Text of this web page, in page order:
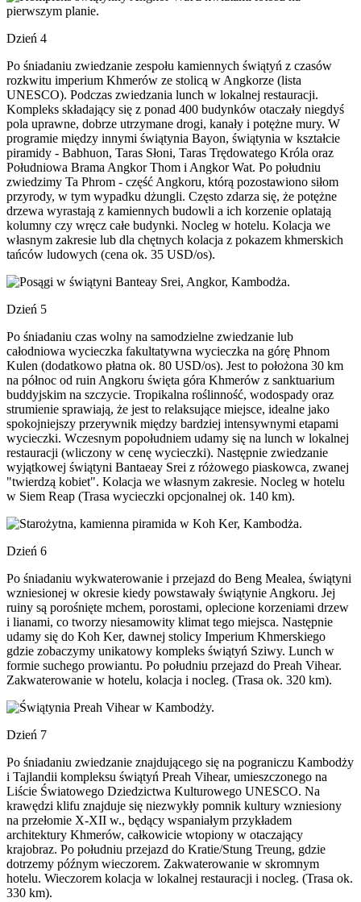
Dzień 4
Po śniadaniu zwiedzanie zespołu kamiennych świątyń z czasów
rozkwitu imperium Khmerów ze stolicą w Angkorze (lista
UNESCO). Podczas zwiedzania lunch w lokalnej restauracji.
Kompleks składający się z ponad 400 budynków otaczały niegdyś
pola uprawne, dobrze utrzymane drogi, kanały i potężne mury. W
programie między innymi świątynia Bayon, świątynia w kształcie
piramidy - Babhuon, Taras Słoni, Taras Trędowatego Króla oraz
Południowa Brama Angkor Thom i Angkor Wat. Po południu
zwiedzimy Ta Phrom - część Angkoru, którą pozostawiono siłom
przyrody, w tym wypadku dżungli. Często zdarza się, że potężne
drzewa wyrastają z kamiennych budowli a ich korzenie oplatają
kolumny czy wręcz całe budynki. Nocleg w hotelu. Kolacja we
własnym zakresie lub dla chętnych kolacja z pokazem khmerskich
tańców ludowych (cena ok. 35 USD/os).
Dzień 5
Po śniadaniu czas wolny na samodzielne zwiedzanie lub
całodniowa wycieczka fakultatywna wycieczka na górę Phnom
Kulen (dodatkowo płatna ok. 80 USD/os). Jest to położona 30 km
na północ od ruin Angkoru święta góra Khmerów z sanktuarium
buddyjskim na szczycie. Tropikalna roślinność, wodospady oraz
strumienie sprawiają, że jest to relaksujące miejsce, idealne jako
spokojniejszy przerywnik między bardziej intensywnymi etapami
wycieczki. Wczesnym popołudniem udamy się na lunch w lokalnej
restauracji (wliczony w cenę wycieczki). Następnie zwiedzanie
wyjątkowej świątyni Bantaeay Srei z różowego piaskowca, zwanej
"twierdzą kobiet". Kolacja we własnym zakresie. Nocleg w hotelu
w Siem Reap (Trasa wycieczki opcjonalnej ok. 140 km).
Dzień 6
Po śniadaniu wykwaterowanie i przejazd do Beng Mealea, świątyni
wzniesionej w okresie kiedy powstawały świątynie Angkoru. Jej
ruiny są porośnięte mchem, porostami, oplecione korzeniami drzew
i lianami, co tworzy niesamowity klimat tego miejsca. Następnie
udamy się do Koh Ker, dawnej stolicy Imperium Khmerskiego
gdzie zobaczymy unikatowy kompleks świątyń Sziwy. Lunch w
formie suchego prowiantu. Po południu przejazd do Preah Vihear.
Zakwaterowanie w hotelu, kolacja i nocleg. (Trasa ok. 320 km).
Dzień 7
Po śniadaniu zwiedzanie znajdującego się na pograniczu Kambodży
i Tajlandii kompleksu świątyń Preah Vihear, umieszczonego na
Liście Światowego Dziedzictwa Kulturowego UNESCO. Na
krawędzi klifu znajduje się niezwykły pomnik kultury wzniesiony
na przełomie X-XII w., będący wspaniałym przykładem
architektury Khmerów, całkowicie wtopiony w otaczający
krajobraz. Po południu przejazd do Kratie/Stung Treung, gdzie
dotrzemy późnym wieczorem. Zakwaterowanie w skromnym
hotelu. Wieczorem kolacja w lokalnej restauracji i nocleg. (Trasa ok.
330 km).